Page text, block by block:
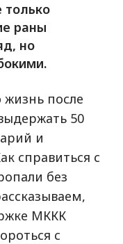
раны
но
после
50
и
справиться с
без
МККК
с